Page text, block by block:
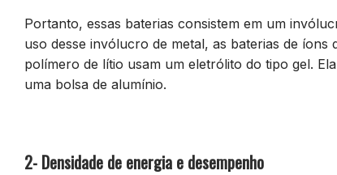
Portanto, essas baterias consistem em um
uso desse invólucro de metal, as baterias de
polímero de lítio usam um eletrólito do tipo gel.
uma bolsa de alumínio.
2- Densidade de energia e desempenho